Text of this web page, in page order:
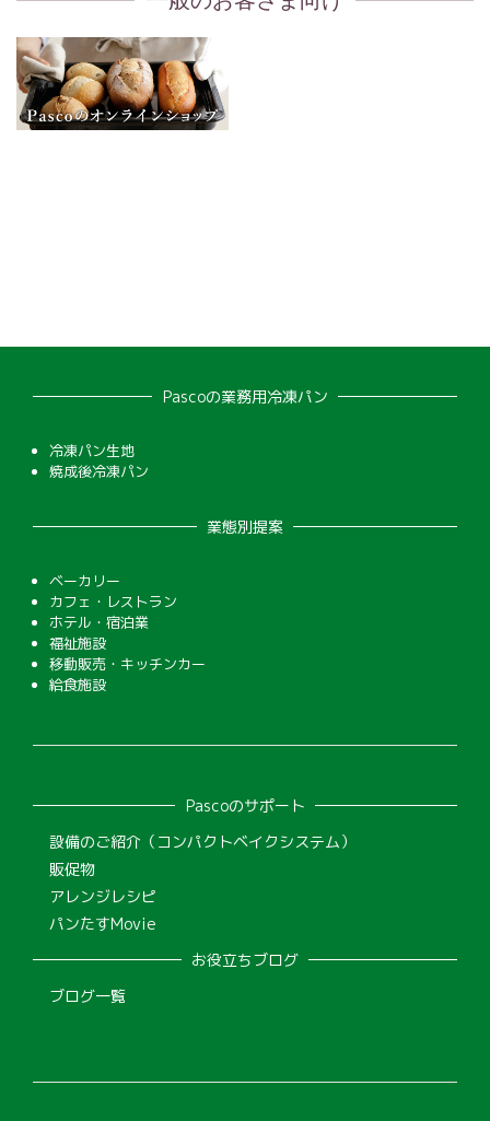
Pascoの業務用冷凍パン
冷凍パン生地
焼成後冷凍パン
業態別提案
ベーカリー
カフェ・レストラン
ホテル・宿泊業
福祉施設
移動販売・キッチンカー
給食施設
Pascoのサポート
設備のご紹介（コンパクトベイクシステム）
販促物
アレンジレシピ
パンたすMovie
お役立ちブログ
ブログ一覧